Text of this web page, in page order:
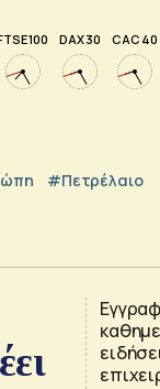
100 DAX 30 CAC 40
#Πετρέλαιο